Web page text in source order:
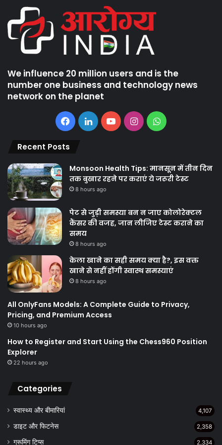
We influence 20 million users and is the
number one business and technology news
network on the planet
Facebook
LinkedInYouTubeInstagramWhatsApp
Recent Posts
Monsoon Health Tips: मानसून में तीन दिन
तक बुखार रहने पर कराएं ये जरूरी टेस्ट
8 hours ago
पेट से जुड़ी समस्या बन न जाए कोलोरेक्टल
कैंसर की वजह, जान लीजिए टेस्ट कराने का
समय
8 hours ago
केला खाने का सही समय क्‍या है?, इस वक्त
खाने से नहीं होंगी स्वास्थ समस्याएं
8 hours ago
All OnlyFans Models: A Complete Guide to Privacy,
Pricing, and Premium Access
10 hours ago
How to Register and Start Using the Chess960 Position
Explorer
22 hours ago
Categories
स्वास्थ्य और बीमारियां 4,107
डाइट और फिटनेस 2,358
ग्रूमिंग टिप्स 2,334